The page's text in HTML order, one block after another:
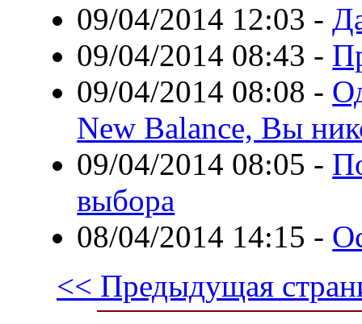
09/04/2014 12:03 -
09/04/2014 08:43 -
09/04/2014 08:08 -
New Balance, Вы
09/04/2014 08:05 -
выбора
08/04/2014 14:15 -
<< Предыдущая